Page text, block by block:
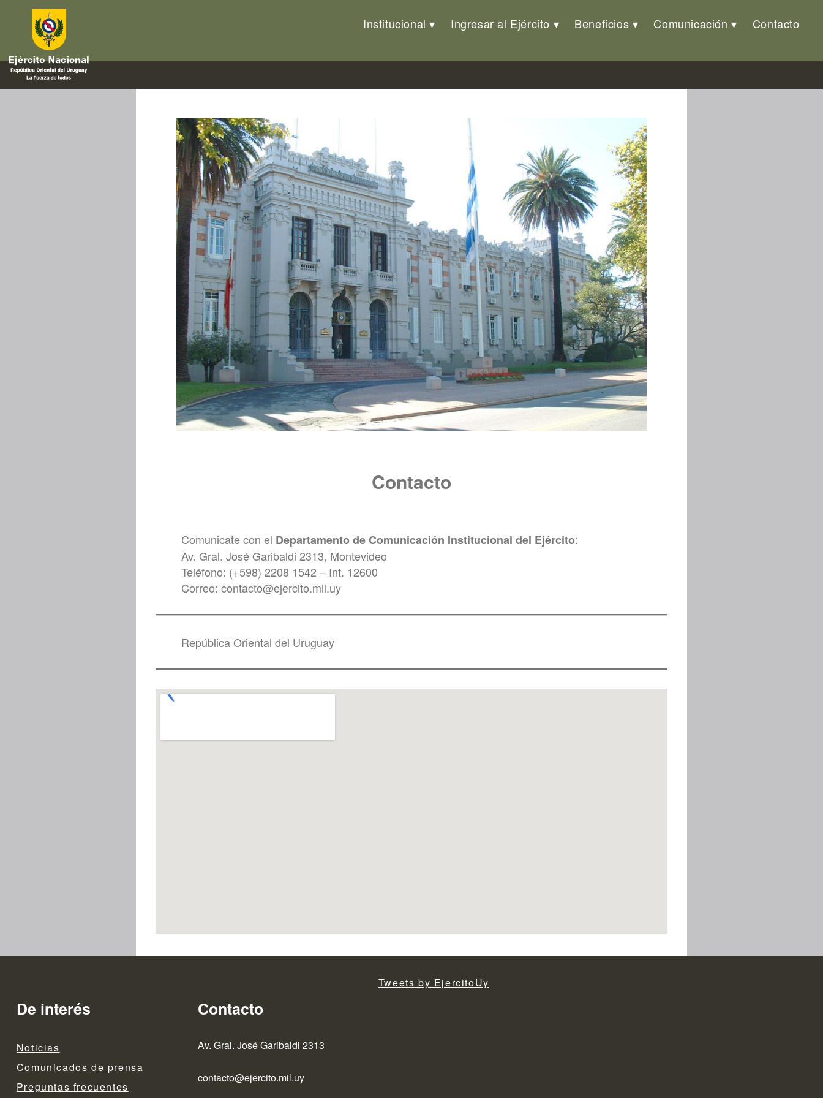
Institucional Ingresar al Ejército Beneficios Comunicación Contacto
Contacto
Comunicate con el Departamento de Comunicación Institucional del Ejército:
Av. Gral. José Garibaldi 2313, Montevideo
Teléfono: (+598) 2208 1542 – Int. 12600
Correo: contacto@ejercito.mil.uy
República Oriental del Uruguay
De interés
Noticias
Comunicados de prensa
Preguntas frecuentes
Contacto
Av. Gral. José Garibaldi 2313
contacto@ejercito.mil.uy
Tweets by EjercitoUy